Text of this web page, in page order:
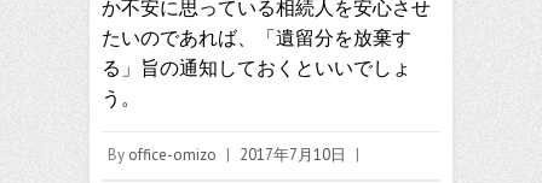
か不安に思っている相続人を安心させ
たいのであれば、「遺留分を放棄す
る」旨の通知しておくといいでしょ
う。
By office-omizo | 2017年7月10日 |